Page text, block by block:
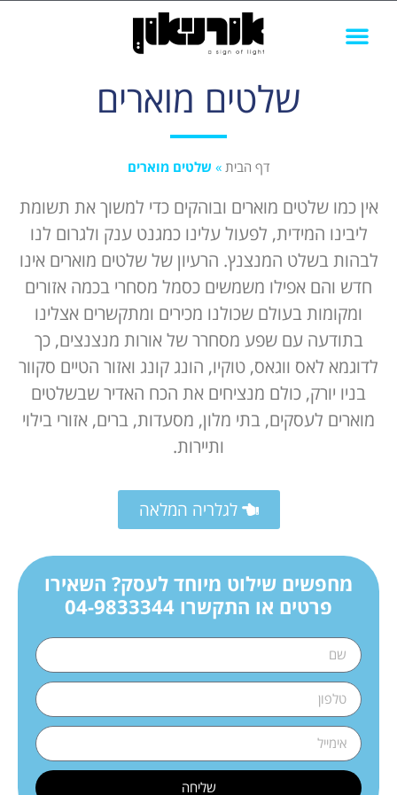
שלטים מוארים
דף הבית » שלטים מוארים
אין כמו שלטים מוארים ובוהקים כדי למשוך את תשומת
ליבינו המידית, לפעול עלינו כמגנט ענק ולגרום לנו
לבהות בשלט המנצנץ. הרעיון של שלטים מוארים אינו
חדש והם אפילו משמשים כסמל מסחרי בכמה אזורים
ומקומות בעולם שכולנו מכירים ומתקשרים אצלינו
בתודעה עם שפע מסחרר של אורות מנצנצים, כך
לדוגמא לאס ווגאס, טוקיו, הונג קונג ואזור הטיים סקוור
בניו יורק, כולם מנציחים את הכח האדיר שבשלטים
מוארים לעסקים, בתי מלון, מסעדות, ברים, אזורי בילוי
ותיירות.
לגלריה המלאה
מחפשים שילוט מיוחד לעסק? השאירו
פרטים או התקשרו 04-9833344
שליחה